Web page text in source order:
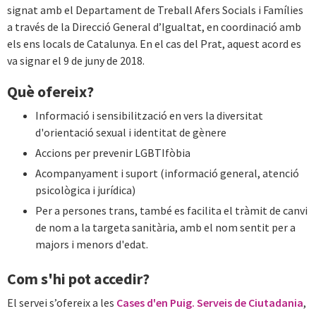
signat amb el Departament de Treball Afers Socials i Famílies
a través de la Direcció General d’Igualtat, en coordinació amb
els ens locals de Catalunya. En el cas del Prat, aquest acord es
va signar el 9 de juny de 2018.
Què ofereix?
Informació i sensibilització en vers la diversitat
d'orientació sexual i identitat de gènere
Accions per prevenir LGBTIfòbia
Acompanyament i suport (informació general, atenció
psicològica i jurídica)
Per a persones trans, també es facilita el tràmit de canvi
de nom a la targeta sanitària, amb el nom sentit per a
majors i menors d'edat.
Com s'hi pot accedir?
El servei s’ofereix a les Cases d'en Puig. Serveis de Ciutadania,